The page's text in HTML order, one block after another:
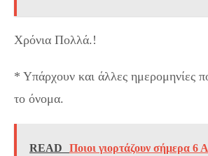
Χρόνια Πολλά.!
* Υπάρχουν και άλλες ημερομηνίες
το όνομα.
READ Ποιοι γιορτάζουν σήμερα 6